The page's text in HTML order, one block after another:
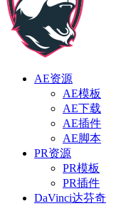
AE资源
AE模板
AE下载
AE插件
AE脚本
PR资源
PR模板
PR插件
DaVinci达芬奇